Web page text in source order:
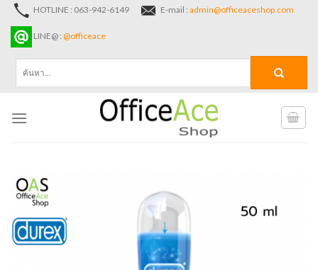
Skip
content
HOTLINE : 063-942-6149 E-mail : admin@officeaceshop.com
LINE@ : @officeace